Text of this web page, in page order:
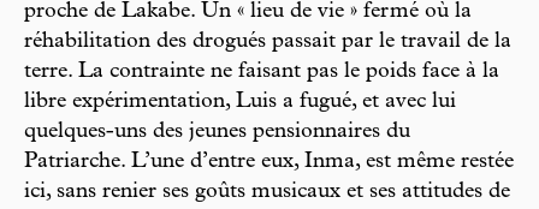
proche de Lakabe. Un « lieu de vie » fermé où la
réhabilitation des drogués passait par le travail de la
terre. La contrainte ne faisant pas le poids face à la
libre expérimentation, Luis a fugué, et avec lui
quelques-uns des jeunes pensionnaires du
Patriarche. L’une d’entre eux, Inma, est même restée
ici, sans renier ses goûts musicaux et ses attitudes de